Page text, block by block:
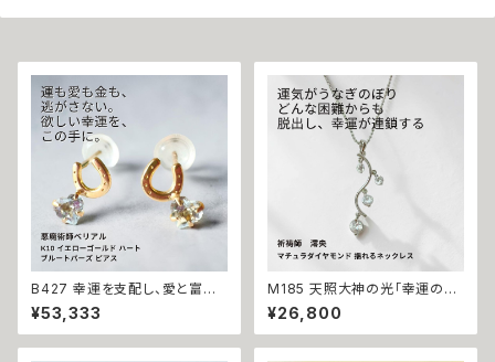
B427 幸運を支配し、愛と富を
引き寄せる 悪魔の馬蹄 K10 イ
エローゴールド ハート ブルート
パーズ ピアス 悪魔術師ベリアル
¥53,333
M185 天照大神の光「幸運の連
鎖」運が味方し誰もがあなたを
応援 大開運 成功・金運・良縁 マ
チュラダイヤモンド 揺れるネッ
¥26,800